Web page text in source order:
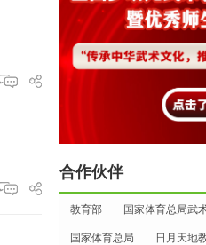
合作伙伴
教育部 国家体育总局武
国家体育总局 日月天地